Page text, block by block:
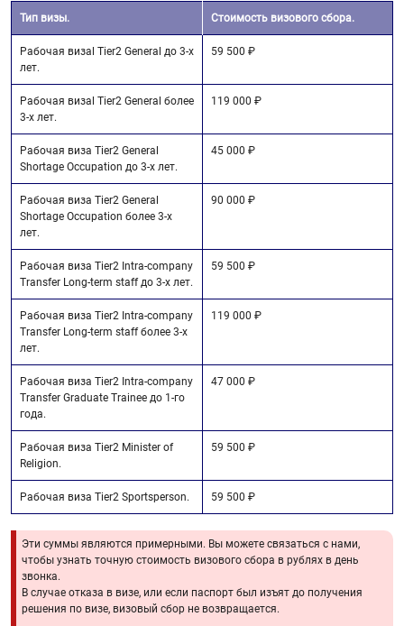
Тип визы. Стоимость визового сбора.
Рабочая визаl Tier2 General до 3-х
лет.
59 500 ₽
Рабочая визаl Tier2 General более
3-х лет.
119 000 ₽
Рабочая виза Tier2 General
Shortage Occupation до 3-х лет.
45 000 ₽
Рабочая виза Tier2 General
Shortage Occupation более 3-х
лет.
90 000 ₽
Рабочая виза Tier2 Intra-company
Transfer Long-term staff до 3-х лет.
59 500 ₽
Рабочая виза Tier2 Intra-company
Transfer Long-term staff более 3-х
лет.
119 000 ₽
Рабочая виза Tier2 Intra-company
Transfer Graduate Trainee до 1-го
года.
47 000 ₽
Рабочая виза Tier2 Minister of
Religion.
59 500 ₽
Рабочая виза Tier2 Sportsperson. 59 500 ₽
Эти суммы являются примерными. Вы можете связаться с нами,
чтобы узнать точную стоимость визового сбора в рублях в день
звонка.
В случае отказа в визе, или если паспорт был изъят до получения
решения по визе, визовый сбор не возвращается.